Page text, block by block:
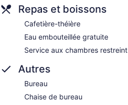
Repas et boissons
Cafetière-théière
Eau embouteillée gratuite
Service aux chambres restreint
Autres
Bureau
Chaise de bureau